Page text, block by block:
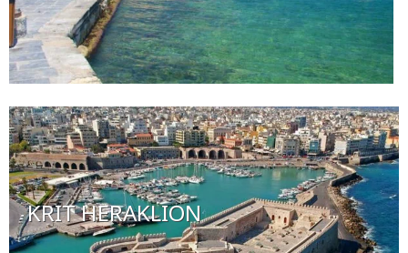
KRIT HERAKLION